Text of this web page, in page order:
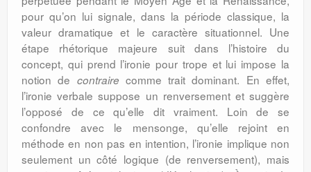
pour qu’on lui signale, dans la période classique, la
valeur dramatique et le caractère situationnel. Une
étape rhétorique majeure suit dans l’histoire du
concept, qui prend l’ironie pour trope et lui impose la
notion de contraire comme trait dominant. En effet,
l’ironie verbale suppose un renversement et suggère
l’opposé de ce qu’elle dit vraiment. Loin de se
confondre avec le mensonge, qu’elle rejoint en
méthode en non pas en intention, l’ironie implique non
seulement un côté logique (de renversement), mais